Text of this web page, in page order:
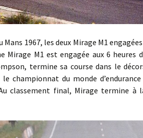
1967, les deux Mirage M1 engagées
Mirage M1 est engagée aux 6 heures
termine sa course dans le
championnat du monde
classement final, Mirage termine à